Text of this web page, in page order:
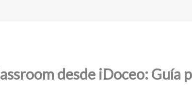
desde iDoceo: Guía